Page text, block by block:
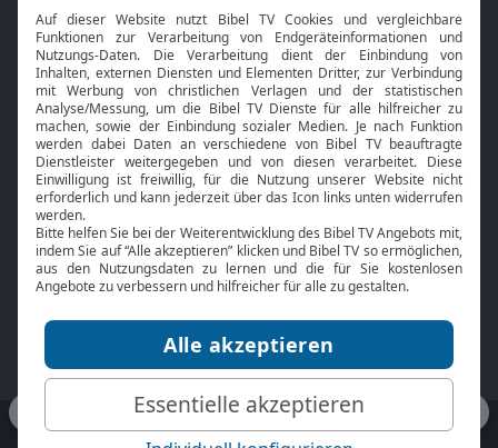
Neuigkeiten
Smart TV
HbbTV
Bibelthek Online-Bibel
Nächster Gottesdienst
Bibel TV
Über uns
Jobs
Mediadaten
Service
Kontakt
TV-Empfang
bibeltv.de: Impressum
Datenschutz